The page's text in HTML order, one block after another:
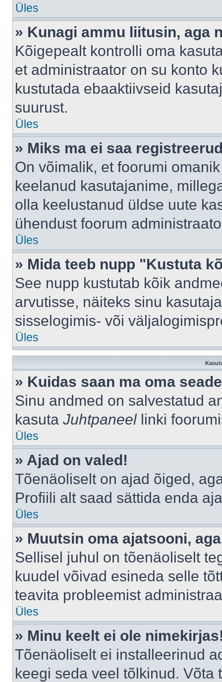
Üles
» Kunagi ammu liitusin, aga
Kõigepealt kontrolli oma
et administraator on su konto
kustutada ebaaktiivseid
suurust.
Üles
» Miks ma ei saa
On võimalik, et foorumi
keelanud kasutajanime,
olla keelustanud üldse uute
ühendust foorum
Üles
» Mida teeb nupp "Kustuta
See nupp kustutab kõik
arvutisse, näiteks sinu
sisselogimis- või
Üles
» Kuidas saan ma oma
Sinu andmed on salvestatud
kasuta Juhtpaneellinki
Üles
» Ajad on valed!
Tõenäoliselt on ajad õiged,
Profiili alt saad sättida enda
Üles
» Muutsin oma ajatsooni,
Sellisel juhul on tõenäoliselt
kuudel võivad esineda selle
teavita probleemist
Üles
» Minu keelt ei ole
Tõenäoliselt ei installeerinud
keegi seda veel tõlkinud.